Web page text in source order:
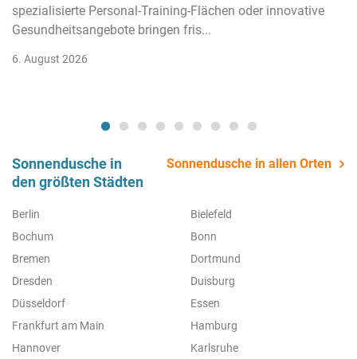
spezialisierte Personal-Training-Flächen oder innovative
Gesundheitsangebote bringen fris...
6. August 2026
Sonnendusche in
den größten Städten
Sonnendusche in allen Orten
Berlin
Bielefeld
Bochum
Bonn
Bremen
Dortmund
Dresden
Duisburg
Düsseldorf
Essen
Frankfurt am Main
Hamburg
Hannover
Karlsruhe